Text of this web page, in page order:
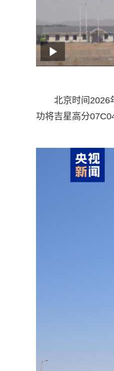
北京时间2026
功将吉星高分